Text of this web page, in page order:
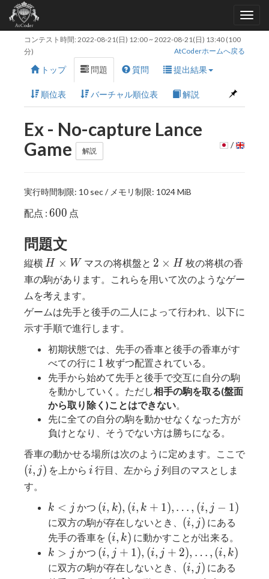
コンテスト時間: 2022-08-21(日) 12:00~ 2022-08-21(日) 13:40 (100
分)
AtCoderホームへ戻る
トップ 問題 質問 提出結果
順位表 バーチャル順位表 解説
Ex - No-capture Lance
Game
解説
/
実行時間制限: 10 sec / メモリ制限: 1024 MiB
配点 : 600
600 点
問題文
縦横 H
\times
W
H × W マスの将棋盤と 2
\times
2 × H 枚の将棋の香
車の駒があります。これらを用いて次のようなゲー
ムを考えます。
ゲームは先手と後手の二人によって行われ、以下に
示す手順で進行します。
初期状態では、先手の香車と後手の香車がす
べての行に 1
1 枚ずつ配置されている。
先手から始めて先手と後手で交互に自分の駒
を動かしていく。ただし相手の駒を取る(盤面
から取り除く)ことはできない。
先に全ての自分の駒を動かせなくなった方が
負けとなり、そうでない方は勝ちになる。
香車の動かせる場所は次のように定めます。ここで
(i,j)
(i, j ) を上からi
i 行目、左から j
j 列目のマスとしま
す。
k
\lt
j
k < j かつ (i,k),
(i,k+1),\dots,
(i,j-1)
(i, k), (i, k + 1), … , (i, j − 1)
に双方の駒が存在しないとき、 (i,j)
(i, j ) にある
先手の香車を (i,k)
(i, k) に動かすことが出来る。
k
\gt
k > j かつ (i,j+1),
(i,j+2),\dots,
(i, j + 1), (i, j + 2), … , (i, k)
に双方の駒が存在しないとき、 (i,j)
(i, j ) にある